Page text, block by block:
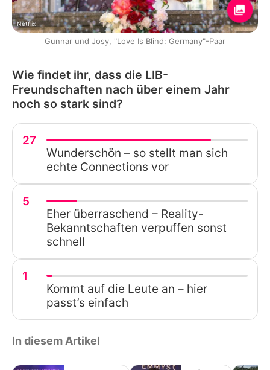
Netflix
Gunnar und Josy, "Love Is Blind: Germany"-Paar
Wie findet ihr, dass die LIB-
Freundschaften nach über einem Jahr
noch so stark sind?
27
Wunderschön – so stellt man sich
echte Connections vor
5
Eher überraschend – Reality-
Bekanntschaften verpuffen sonst
schnell
1
Kommt auf die Leute an – hier
passt’s einfach
In diesem Artikel